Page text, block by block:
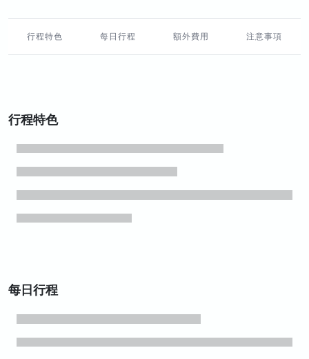
行程特色 每日行程 額外費用 注意事項
行程特色
每日行程